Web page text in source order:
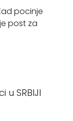
pocinje
post za
u SRBIJI